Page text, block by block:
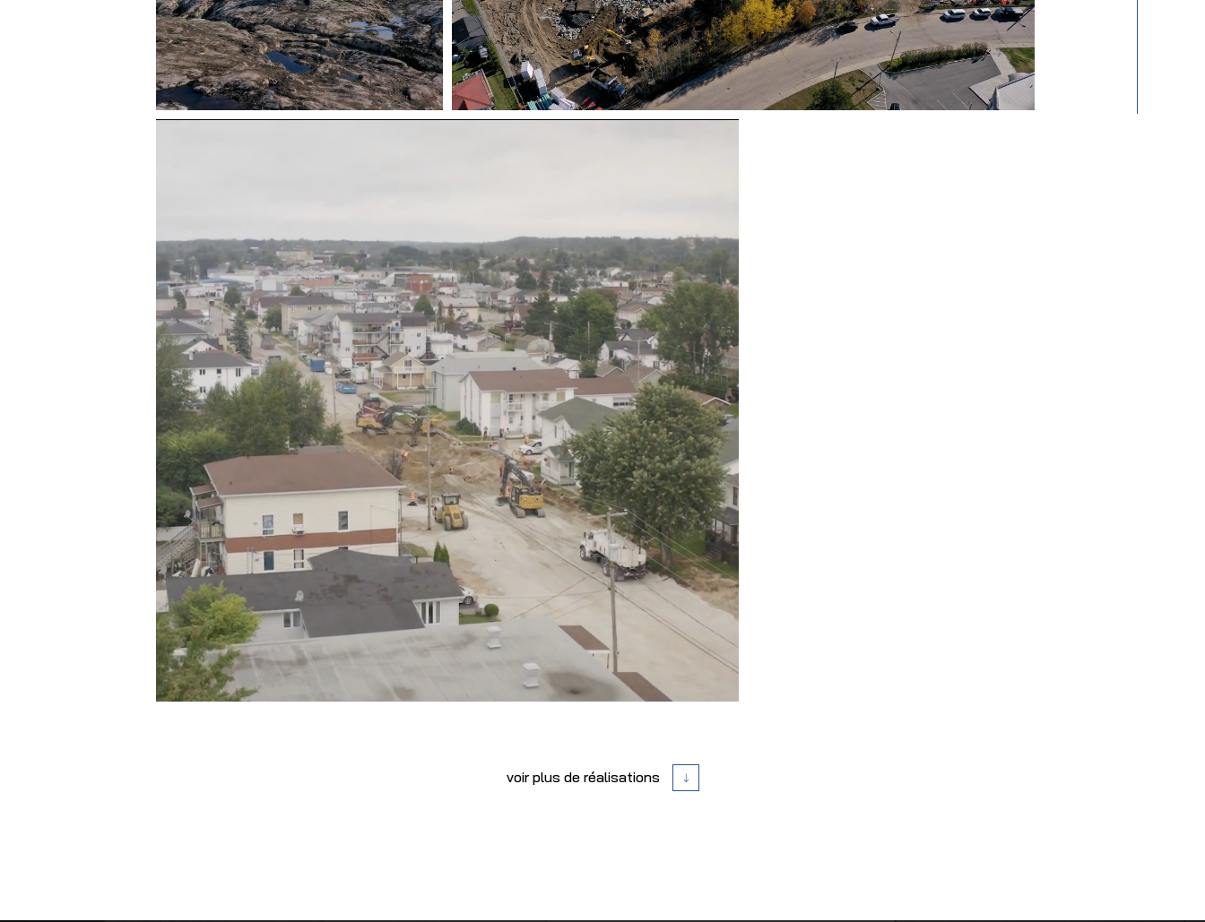
voir plus de réalisations